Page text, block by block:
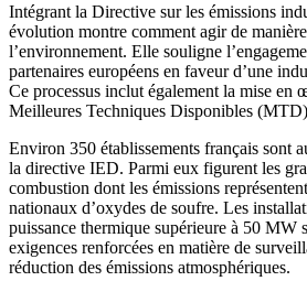
Intégrant la Directive sur les émissions
évolution montre comment agir de
l’environnement. Elle souligne
partenaires européens en faveur d’une
Ce processus inclut également la mise en
Meilleures Techniques Disponibles
Environ 350 établissements français sont
la directive IED. Parmi eux figurent les
combustion dont les émissions
nationaux d’oxydes de soufre. Les
puissance thermique supérieure à 50 MW
exigences renforcées en matière de
réduction des émissions atmosphériques.